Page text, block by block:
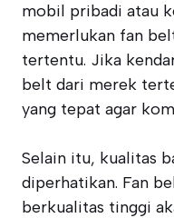
mobil pribadi atau
memerlukan fan
tertentu. Jika
belt dari merek
yang tepat agar
Selain itu, kualitas
diperhatikan. Fan
berkualitas tinggi